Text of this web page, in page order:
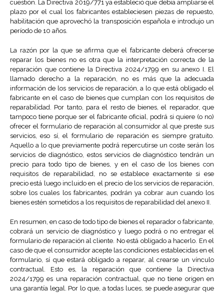
cuestión. La Directiva 2019/771 ya estableció que debía ampliarse el
plazo por el cual los fabricantes estableciesen piezas de repuesto,
habilitación que aprovechó la transposición española e introdujo un
período de 10 años.
La razón por la que se afirma que el fabricante deberá ofrecerse
reparar los bienes no es otra que la interpretación correcta de la
reparación que contiene la Directiva 2024/1799 en su anexo I. El
llamado derecho a la reparación, no es más que la adecuada
información de los servicios de reparación, a lo que está obligado el
fabricante en el caso de bienes que cumplan con los requisitos de
reparabilidad. Por tanto, para el resto de bienes, el reparador, que
tampoco tiene porque ser el fabricante oficial, podrá si quiere (o no)
ofrecer el formulario de reparación al consumidor al que preste sus
servicios, eso sí, el formulario de reparación es siempre gratuito.
Aquello a lo que previamente podrá repercutirse un coste serán los
servicios de diagnóstico, estos servicios de diagnóstico tendrán un
precio para todo tipo de bienes, y en el caso de los bienes con
requisitos de reparabilidad, no se establece exactamente si ese
precio está luego incluido en el precio de los servicios de reparación,
sobre los cuales los fabricantes, podrán ya cobrar aun cuando los
bienes estén sometidos a los requisitos de reparabilidad del anexo II.
En resumen, en caso de todo tipo de bienes el reparador o fabricante,
cobrará un servicio de diagnóstico y luego podrá o no entregar el
formulario de reparación al cliente. No está obligado a hacerlo. En el
caso de que el consumidor acepte las condiciones establecidas en el
formulario, sí que estará obligado a reparar, al crearse un vínculo
contractual. Esto es, la reparación que contiene la Directiva
2024/1799 es una reparación contractual, que no tiene origen en
una garantía legal. Por lo que, a todas luces, se puede asegurar que